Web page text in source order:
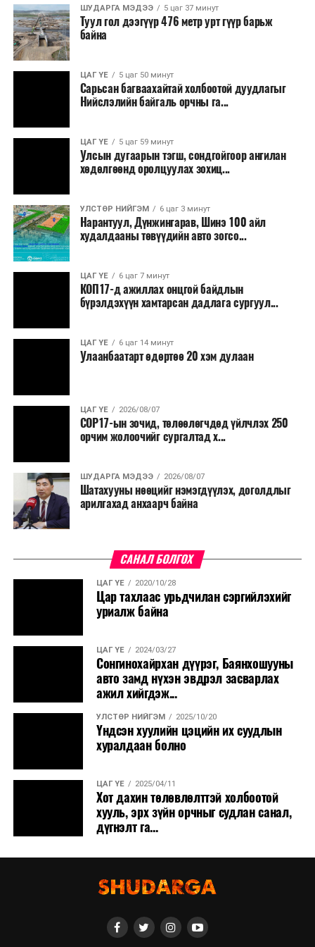
боломжтой. Харин хэрэглэгч өөрөө зөвшөөрсөн,
эсвэл тухайн компанитай өмнө нь гэрээний
харилцаатай бөгөөд шинэ үйлчилгээ санал болгож
буй тохиолдолд хориг үйлчлэхгүй. Иргэд
зөвшөөрөлгүй дуудлагын талаар төрийн цахим
хуудсаар мэдээлэх боломжтой.
Шинэ хууль Францын зах зээлд үйлчилдэг гадаадын
дуудлагын төвүүдэд нөлөөлөхөөр байна. Тухайлбал,
Мароккогийн дуудлагын төвүүдийн орлогын 80 гаруй
хувь Францын зах зээлээс бүрддэг бөгөөд тус улсын
40–50 мянган ажлын байр эрсдэлд орж болзошгүйг
Мароккогийн хөдөлмөр эрхлэлтийн сайд мэдэгджээ.
ШУДАРГА МЭДЭЭ 5 цаг 37 минут
Туул гол дээгүүр 476 метр урт гүүр барьж
байна
ЦАГ ҮЕ 5 цаг 50 минут
Сарьсан багваахайтай холбоотой дуудлагыг
Нийслэлийн байгаль орчны га...
ЦАГ ҮЕ 5 цаг 59 минут
Улсын дугаарын тэгш, сондгойгоор ангилан
хөдөлгөөнд оролцуулах зохиц...
УЛСТӨР НИЙГЭМ 6 цаг 3 минут
Нарантуул, Дүнжингарав, Шинэ 100 айл
худалдааны төвүүдийн авто зогсо...
ЦАГ ҮЕ 6 цаг 7 минут
КОП17-д ажиллах онцгой байдлын
бүрэлдэхүүн хамтарсан дадлага сургуул...
ЦАГ ҮЕ 6 цаг 14 минут
Улаанбаатарт өдөртөө 20 хэм дулаан
ЦАГ ҮЕ 2026/08/07
COP17-ын зочид, төлөөлөгчдөд үйлчлэх 250
орчим жолоочийг сургалтад х...
ШУДАРГА МЭДЭЭ 2026/08/07
Шатахууны нөөцийг нэмэгдүүлэх, доголдлыг
арилгахад анхаарч байна
САНАЛ БОЛГОХ
ЦАГ ҮЕ 2020/10/28
Цар тахлаас урьдчилан сэргийлэхийг
уриалж байна
ЦАГ ҮЕ 2024/03/27
Сонгинохайрхан дүүрэг, Баянхошууны
авто замд нүхэн эвдрэл засварлах
ажил хийгдэж...
УЛСТӨР НИЙГЭМ 2025/10/20
Үндсэн хуулийн цэцийн их суудлын
хуралдаан болно
ЦАГ ҮЕ 2025/04/11
Хот дахин төлөвлөлттэй холбоотой
хууль, эрх зүйн орчныг судлан санал,
дүгнэлт га...